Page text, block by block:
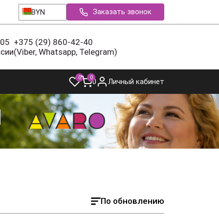
BYN Заказать звонок
+375 (29) 860-42-40
(Viber, Whatsapp, Telegram)
0 00 Личный кабинет
По обновлению